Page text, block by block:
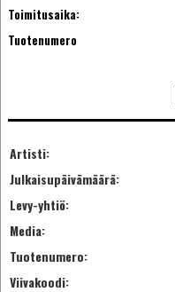
Toimitusaika:
Tuotenumero
Artisti:
Julkaisupäivämäärä:
Levy-yhtiö:
Media:
Tuotenumero:
Viivakoodi: